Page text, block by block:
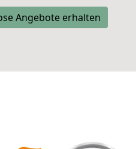
Angebote erhalten